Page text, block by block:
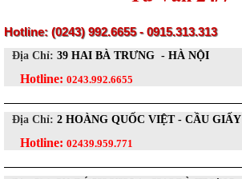
Hotline: (0243) 992.6655 - 0915.313.313
Địa Chỉ: 39 HAI BÀ TRƯNG - HÀ NỘI
Hotline: 0243.992.6655
Địa Chỉ: 2 HOÀNG QUỐC VIỆT - CẦU GIẤY
Hotline: 02439.959.771